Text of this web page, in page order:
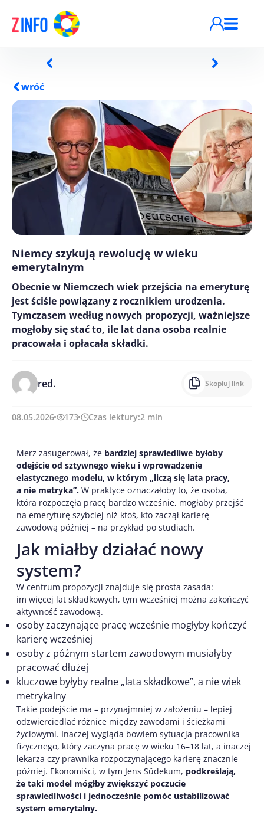
wróć
Niemcy szykują rewolucję w wieku
emerytalnym
Obecnie w Niemczech wiek przejścia na emeryturę
jest ściśle powiązany z rocznikiem urodzenia.
Tymczasem według nowych propozycji, ważniejsze
mogłoby się stać to, ile lat dana osoba realnie
pracowała i opłacała składki.
red. Skopiuj link
08.05.2026 173 Czas lektury:2 min
Merz zasugerował, że bardziej sprawiedliwe byłoby
odejście od sztywnego wieku i wprowadzenie
elastycznego modelu, w którym „liczą się lata pracy,
a nie metryka”. W praktyce oznaczałoby to, że osoba,
która rozpoczęła pracę bardzo wcześnie, mogłaby przejść
na emeryturę szybciej niż ktoś, kto zaczął karierę
zawodową później – na przykład po studiach.
Jak miałby działać nowy
system?
W centrum propozycji znajduje się prosta zasada:
im więcej lat składkowych, tym wcześniej można zakończyć
aktywność zawodową.
osoby zaczynające pracę wcześnie mogłyby kończyć
karierę wcześniej
osoby z późnym startem zawodowym musiałyby
pracować dłużej
kluczowe byłyby realne „lata składkowe”, a nie wiek
metrykalny
Takie podejście ma – przynajmniej w założeniu – lepiej
odzwierciedlać różnice między zawodami i ścieżkami
życiowymi. Inaczej wygląda bowiem sytuacja pracownika
fizycznego, który zaczyna pracę w wieku 16–18 lat, a inaczej
lekarza czy prawnika rozpoczynającego karierę znacznie
później. Ekonomiści, w tym Jens Südekum, podkreślają,
że taki model mógłby zwiększyć poczucie
sprawiedliwości i jednocześnie pomóc ustabilizować
system emerytalny.